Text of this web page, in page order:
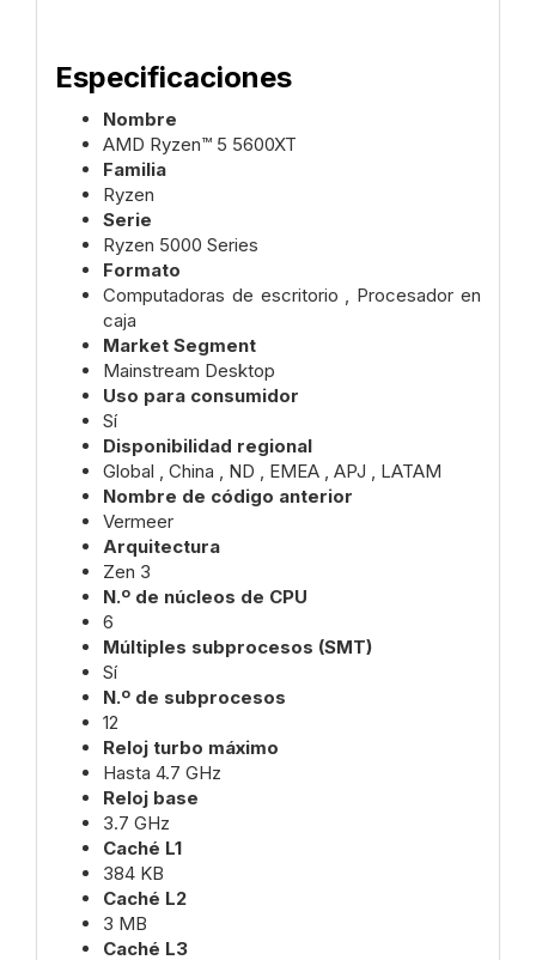
Especificaciones
Nombre
AMD Ryzen™ 5 5600XT
Familia
Ryzen
Serie
Ryzen 5000 Series
Formato
Computadoras de escritorio , Procesador en
caja
Market Segment
Mainstream Desktop
Uso para consumidor
Sí
Disponibilidad regional
Global , China , ND , EMEA , APJ , LATAM
Nombre de código anterior
Vermeer
Arquitectura
Zen 3
N.º de núcleos de CPU
6
Múltiples subprocesos (SMT)
Sí
N.º de subprocesos
12
Reloj turbo máximo
Hasta 4.7 GHz
Reloj base
3.7 GHz
Caché L1
384 KB
Caché L2
3 MB
Caché L3